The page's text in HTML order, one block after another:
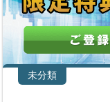
未分類